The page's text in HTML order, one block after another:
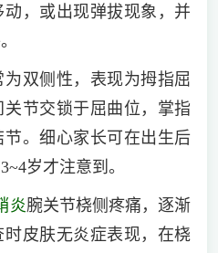
，或出现弹拔现象，并
双侧性，表现为拇指屈
节交锁于屈曲位，掌指
。细心家长可在出生后
岁才注意到。
炎腕关节桡侧疼痛，逐渐
皮肤无炎症表现，在桡